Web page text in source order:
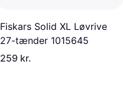
Fiskars Solid XL Løvrive
27-tænder 1015645
259 kr.